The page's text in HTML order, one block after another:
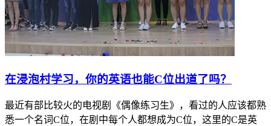
​在浸泡村学习，你的英语也能C位出道了吗？
最近有部比较火的电视剧《偶像练习生》，看过的人应该都熟
悉一个名词C位，在剧中每个人都想成为C位，这里的C是英